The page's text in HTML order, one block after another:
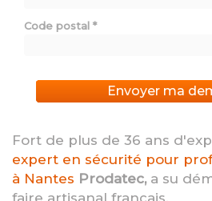
Code postal *
Envoyer ma
Fort de plus de 36 ans
expert en sécurité pour
à Nantes Prodatec, a su
faire artisanal français.